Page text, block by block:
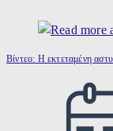
Βίντεο: Η εκτεταμένη